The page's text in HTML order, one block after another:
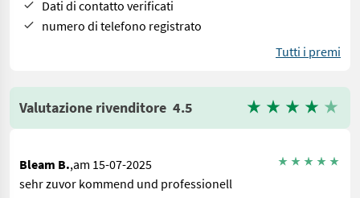
Dati di contatto verificati
numero di telefono registrato
Tutti i premi
Valutazione rivenditore 4.5
Bleam B.,am 15-07-2025
sehr zuvor kommend und professionell